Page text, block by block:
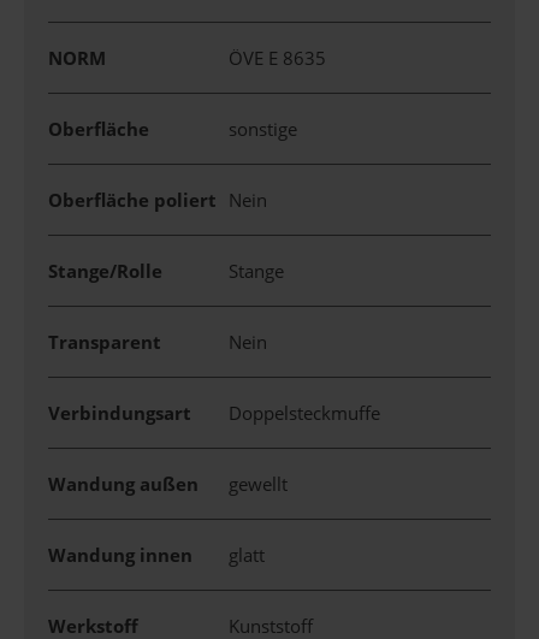
NORM ÖVE E 8635
Oberfläche sonstige
Oberfläche poliert Nein
Stange/Rolle Stange
Transparent Nein
Verbindungsart Doppelsteckmuffe
Wandung außen gewellt
Wandung innen glatt
Werkstoff Kunststoff